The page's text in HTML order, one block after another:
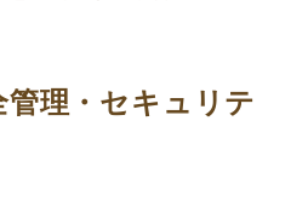
理・セキュリテ